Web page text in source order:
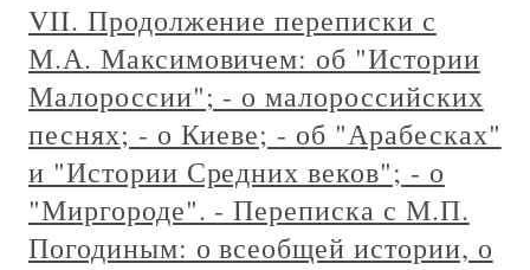
VII. Продолжение переписки с
М.А. Максимовичем: об "Истории
Малороссии"; - о малороссийских
песнях; - о Киеве; - об "Арабесках"
и "Истории Средних веков"; - о
"Миргороде". - Переписка с М.П.
Погодиным: о всеобщей истории, о